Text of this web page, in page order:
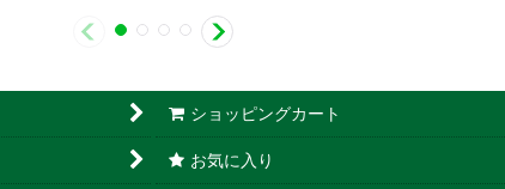
ショッピングカート
お気に入り